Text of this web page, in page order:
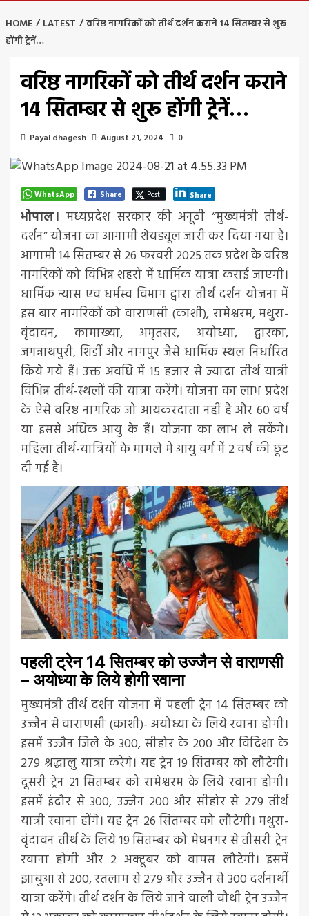
HOME LATEST
वरिष्ठ नागरिकों को तीर्थ दर्शन कराने 14 सितम्बर से शुरू
होंगी ट्रेनें…
वरिष्ठ नागरिकों को तीर्थ दर्शन कराने
14 सितम्बर से शुरू होंगी ट्रेनें…
Payal dhagesh August 21, 2024 0
WhatsApp Share Post Share
भोपाल। मध्यप्रदेश सरकार की अनूठी “मुख्यमंत्री तीर्थ-
दर्शन” योजना का आगामी शेयड्यूल जारी कर दिया गया है।
आगामी 14 सितम्बर से 26 फरवरी 2025 तक प्रदेश के वरिष्ठ
नागरिकों को विभिन्न शहरों में धार्मिक यात्रा कराई जाएगी।
धार्मिक न्यास एवं धर्मस्व विभाग द्वारा तीर्थ दर्शन योजना में
इस बार नागरिकों को वाराणसी (काशी), रामेश्वरम, मथुरा-
वृंदावन, कामाख्या, अमृतसर, अयोध्या, द्वारका,
जगन्नाथपुरी, शिर्डी और नागपुर जैसे धार्मिक स्थल निर्धारित
किये गये हैं। उक्त अवधि में 15 हजार से ज्यादा तीर्थ यात्री
विभिन्न तीर्थ-स्थलों की यात्रा करेंगे। योजना का लाभ प्रदेश
के ऐसे वरिष्ठ नागरिक जो आयकरदाता नहीं है और 60 वर्ष
या इससे अधिक आयु के हैं। योजना का लाभ ले सकेंगे।
महिला तीर्थ-यात्रियों के मामले में आयु वर्ग में 2 वर्ष की छूट
दी गई है।
पहली ट्रेन 14 सितम्बर को उज्जैन से वाराणसी
– अयोध्या के लिये होगी रवाना
मुख्यमंत्री तीर्थ दर्शन योजना में पहली ट्रेन 14 सितम्बर को
उज्जैन से वाराणसी (काशी)- अयोध्या के लिये रवाना होगी।
इसमें उज्जैन जिले के 300, सीहोर के 200 और विदिशा के
279 श्रद्धालु यात्रा करेंगे। यह ट्रेन 19 सितम्बर को लौटेगी।
दूसरी ट्रेन 21 सितम्बर को रामेश्वरम के लिये रवाना होगी।
इसमें इंदौर से 300, उज्जैन 200 और सीहोर से 279 तीर्थ
यात्री रवाना होंगे। यह ट्रेन 26 सितम्बर को लौटेगी। मथुरा-
वृंदावन तीर्थ के लिये 19 सितम्बर को मेघनगर से तीसरी ट्रेन
रवाना होगी और 2 अक्टूबर को वापस लौटेगी। इसमें
झाबुआ से 200, रतलाम से 279 और उज्जैन से 300 दर्शनार्थी
यात्रा करेंगे। तीर्थ दर्शन के लिये जाने वाली चौथी ट्रेन उज्जैन